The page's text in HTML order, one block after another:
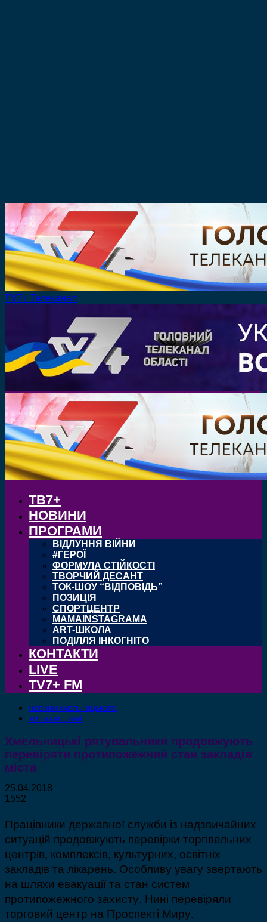
TV7+ Телеканал
ТВ7+
НОВИНИ
ПРОГРАМИ
ВІДЛУННЯ ВІЙНИ
#ГЕРОЇ
ФОРМУЛА СТІЙКОСТІ
ТВОРЧИЙ ДЕСАНТ
ТОК-ШОУ “ВІДПОВІДЬ”
ПОЗИЦІЯ
СПОРТЦЕНТР
MAMAINSTAGRAMA
ART-ШКОЛА
ПОДІЛЛЯ ІНКОГНІТО
КОНТАКТИ
LIVE
TV7+ FM
НОВИНИ ХМЕЛЬНИЦЬКОГО
ХМЕЛЬНИЦЬКИЙ
Хмельницькі рятувальники продовжують
перевіряти протипожежний стан закладів
міста
25.04.2018
1552
Працівники державної служби із надзвичайних
ситуацій продовжують перевірки торгівельних
центрів, комплексів, культурних, освітніх
закладів та лікарень. Особливу увагу звертають
на шляхи евакуації та стан систем
протипожежного захисту. Нині перевіряли
торговий центр на Проспекті Миру.